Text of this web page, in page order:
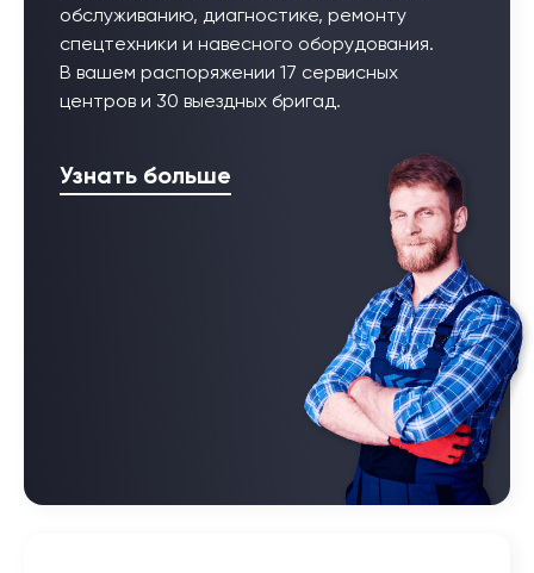
обслуживанию, диагностике, ремонту
спецтехники и навесного оборудования.
В вашем распоряжении 17 сервисных
центров и 30 выездных бригад.
Узнать больше